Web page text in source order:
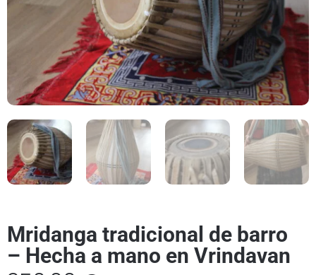
Mridanga tradicional de barro
– Hecha a mano en Vrindavan